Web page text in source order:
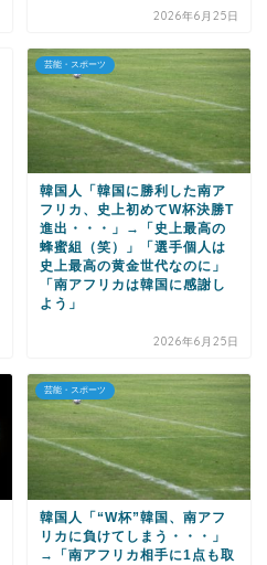
2026年6月25日
芸能・スポーツ
韓国人「韓国に勝利した南ア
フリカ、史上初めてW杯決勝T
進出・・・」→「史上最高の
蜂蜜組（笑）」「選手個人は
史上最高の黄金世代なのに」
「南アフリカは韓国に感謝し
よう」
2026年6月25日
芸能・スポーツ
韓国人「“W杯”韓国、南アフ
リカに負けてしまう・・・」
→「南アフリカ相手に1点も取